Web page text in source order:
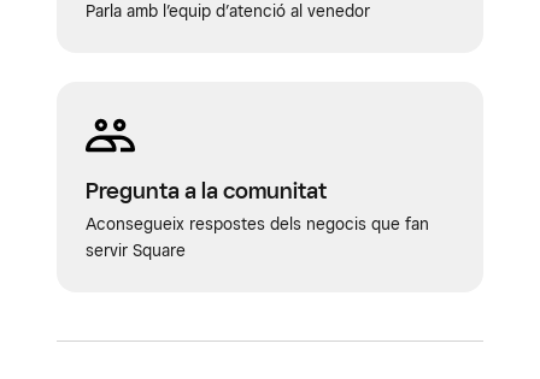
Parla amb l’equip d’atenció al venedor
Pregunta a la comunitat
Aconsegueix respostes dels negocis que fan
servir Square